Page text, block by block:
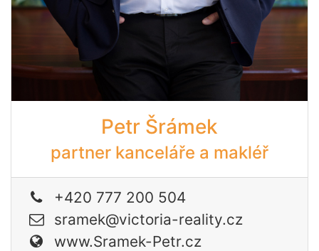
Petr Šrámek
partner kanceláře a makléř
+420 777 200 504
sramek@victoria-reality.cz
www.Sramek-Petr.cz